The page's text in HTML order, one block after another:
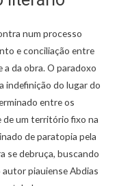
num processo
e conciliação entre
a da obra. O paradoxo
indefinição do lugar do
entre os
de um território fixo na
de paratopia pela
se debruça, buscando
autor piauiense Abdias